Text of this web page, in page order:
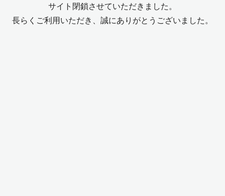
サイト閉鎖させていただきました。
長らくご利用いただき、誠にありがとうございました。